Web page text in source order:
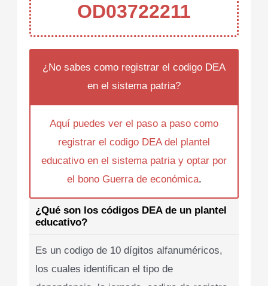
OD03722211
¿No sabes como registrar el codigo DEA
en el sistema patria?
Aquí puedes ver el paso a paso como
registrar el codigo DEA del plantel
educativo en el sistema patria y optar por
el bono Guerra de económica.
¿Qué son los códigos DEA de un plantel
educativo?
Es un codigo de 10 dígitos alfanuméricos,
los cuales identifican el tipo de